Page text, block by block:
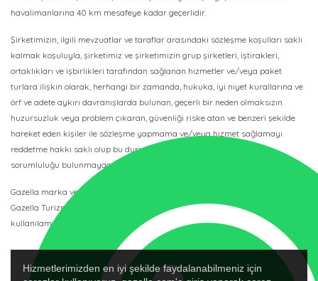
Hizmetlerimizden en iyi şekilde faydalanabilmeniz için
havalimanlarına 40 km mesafeye kadar geçerlidir.
Şirketimizin, ilgili mevzuatlar ve taraflar arasındaki sözleşme koşulları saklı
kalmak koşuluyla, şirketimiz ve şirketimizin grup şirketleri, iştirakleri,
ortaklıkları ve işbirlikleri tarafından sağlanan hizmetler ve/veya paket
turlara ilişkin olarak, herhangi bir zamanda, hukuka, iyi niyet kurallarına ve
örf ve adete aykırı davranışlarda bulunan, geçerli bir neden olmaksızın
huzursuzluk veya problem çıkaran, güvenliği riske atan ve benzeri şekilde
hareket eden kişiler ile sözleşme yapmama ve/veya hizmet sağlamayı
reddetme hakkı saklı olup bu durumda şirketimizin herhangi bir
sorumluluğu bulunmayacaktır.
Gazella marka ve logosu 88-21411 IATA Kodlu ve 3067 TURSAB Belge No’lu
Gazella Turizm’in tescilli ticari marka ve logosudur, başkası tarafından
kullanılamaz.